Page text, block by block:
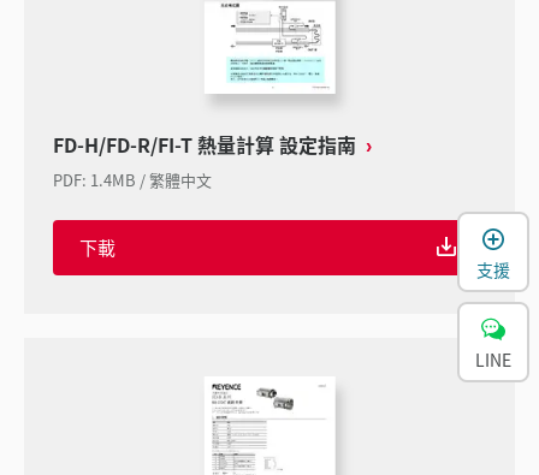
FD-H/FD-R/FI-T 熱量計算 設定指南
PDF: 1.4MB /繁體中文
下載
支援
LINE